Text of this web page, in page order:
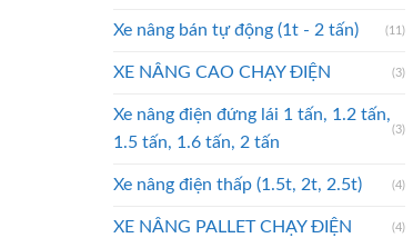
Xe nâng bán tự động (1t - 2 tấn) (11)
XE NÂNG CAO CHẠY ĐIỆN (3)
Xe nâng điện đứng lái 1 tấn, 1.2 tấn,
1.5 tấn, 1.6 tấn, 2 tấn
(3)
Xe nâng điện thấp (1.5t, 2t, 2.5t) (4)
XE NÂNG PALLET CHẠY ĐIỆN (4)